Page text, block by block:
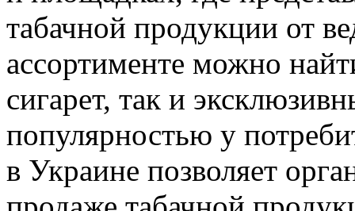
табачной продукции от
ассортименте можно
сигарет, так и
популярностью у
в Украине позволяет